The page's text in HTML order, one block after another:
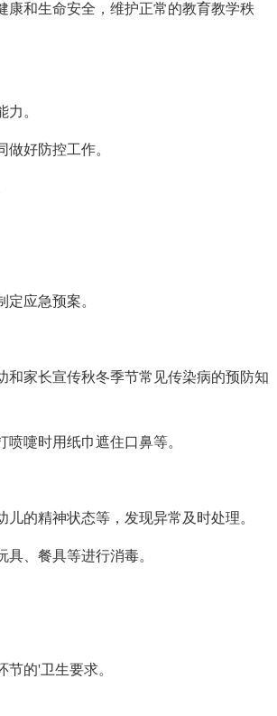
和生命安全，维护正常的教育教学秩
。
好防控工作。
应急预案。
家长宣传秋冬季节常见传染病的预防知
嚏时用纸巾遮住口鼻等。
的精神状态等，发现异常及时处理。
、餐具等进行消毒。
的'卫生要求。